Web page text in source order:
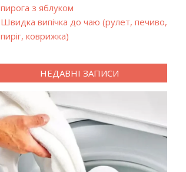
пирога з яблуком
Швидка випічка до чаю (рулет, печиво,
пиріг, коврижка)
НЕДАВНІ ЗАПИСИ